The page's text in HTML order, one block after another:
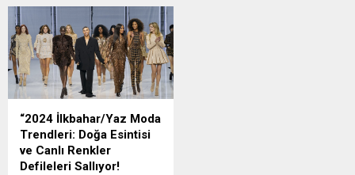
başka bir güzel için söylediği
"Ben temsil etsem daha iyi
be" sözleri yeniymiş gibi
yayınlanmaya başladı. Yıllar
önceki sözlerinin yeniden
gündeme gelmesine
sinirlenen Çakar, "Hepiniz
yalancısınız ve trolsünüz
ben bu ifadeleri bu kızımız
için kullanmadım" dedi.
“2024 İlkbahar/Yaz Moda
Trendleri: Doğa Esintisi
ve Canlı Renkler
Defileleri Sallıyor!